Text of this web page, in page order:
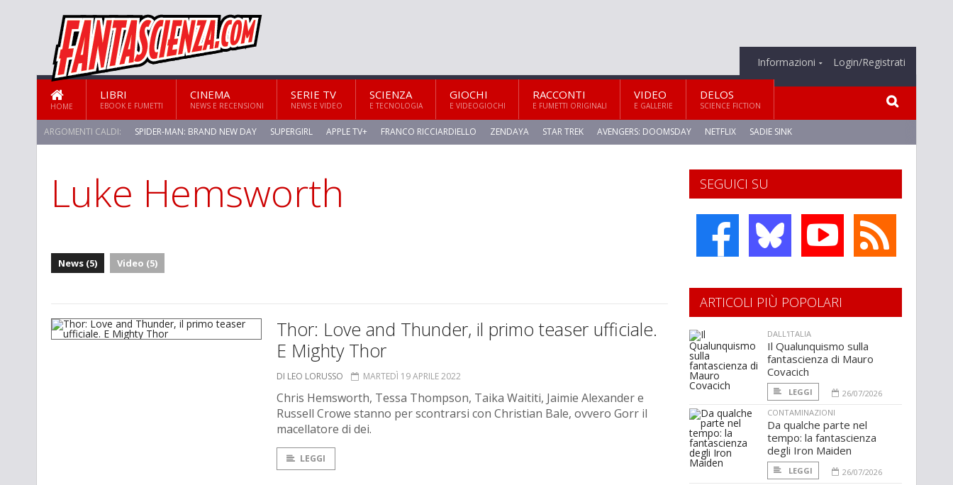
Informazioni Login/Registrati
HOME
LIBRI
EBOOK E FUMETTI
CINEMA
NEWS E RECENSIONI
SERIE TV
NEWS E VIDEO
SCIENZA
E TECNOLOGIA
GIOCHI
E VIDEOGIOCHI
RACCONTI
E FUMETTI ORIGINALI
VIDEO
E GALLERIE
DELOS
SCIENCE FICTION
ARGOMENTI CALDI: SPIDER-MAN: BRAND NEW DAY SUPERGIRL APPLE TV+ FRANCO RICCIARDIELLO ZENDAYA STAR TREK AVENGERS: DOOMSDAY NETFLIX SADIE SINK
STAR TREK: STRANGE NEW WORLDS
Luke Hemsworth
News (5) Video (5)
Thor: Love and Thunder, il primo teaser ufficiale.
E Mighty Thor
DI LEO LORUSSO MARTEDÌ 19 APRILE 2022
Chris Hemsworth, Tessa Thompson, Taika Waititi, Jaimie Alexander e
Russell Crowe stanno per scontrarsi con Christian Bale, ovvero Gorr il
macellatore di dei.
LEGGI
SEGUICI SU
ARTICOLI PIÙ POPOLARI
DALL'ITALIA
Il Qualunquismo sulla
fantascienza di Mauro
Covacich
LEGGI
26/07/2026
CONTAMINAZIONI
Da qualche parte nel
tempo: la fantascienza
degli Iron Maiden
LEGGI
26/07/2026